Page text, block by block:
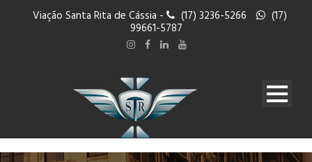
Viação Santa Rita de Cássia - (17) 3236-5266 (17)
99661-5787